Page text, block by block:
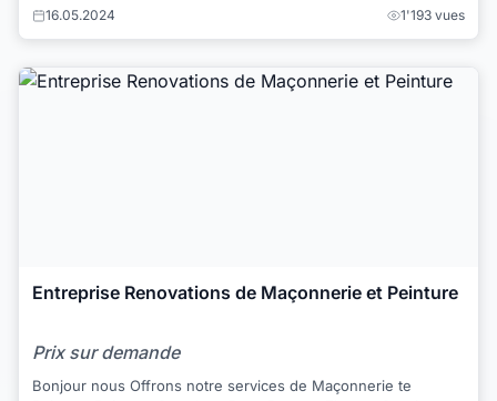
16.05.2024
1'193 vues
Entreprise Renovations de Maçonnerie et Peinture
Prix sur demande
Bonjour nous Offrons notre services de Maçonnerie te